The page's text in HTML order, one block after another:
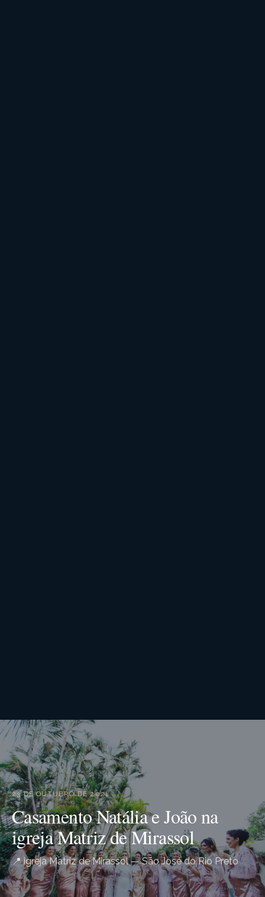
23 DE OUTUBRO DE 2021
Casamento Natália e João na
igreja Matriz de Mirassol
📍 igreja Matriz de Mirassol — São José do Rio Preto